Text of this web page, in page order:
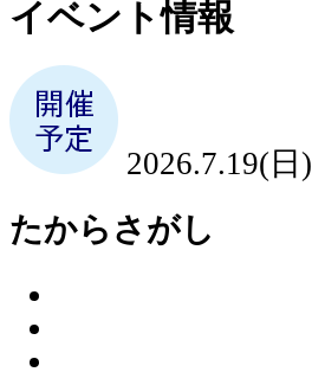
イベント情報
2026.7.19(日)
たからさがし